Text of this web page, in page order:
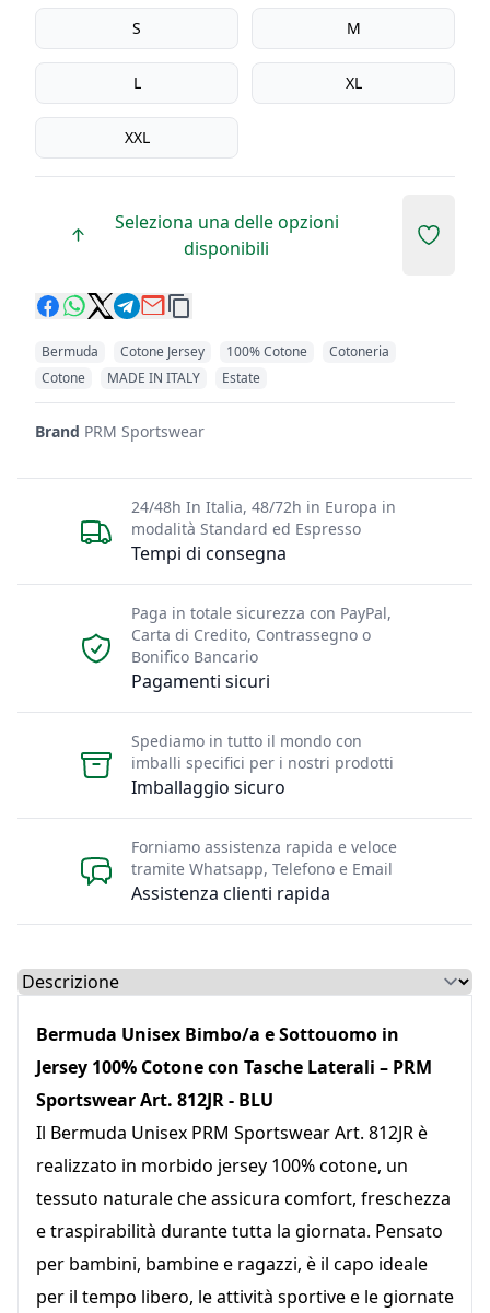
S M
L XL
XXL
Seleziona una delle opzioni
disponibili
Add to
Bermuda Cotone Jersey 100% Cotone
Cotoneria
Cotone
MADE IN ITALY Estate
Brand PRM Sportswear
Tempi di consegna
24/48h In Italia, 48/72h in Europa in
modalità Standard ed Espresso
Pagamenti sicuri
Paga in totale sicurezza con PayPal,
Carta di Credito, Contrassegno o
Bonifico Bancario
Imballaggio sicuro
Spediamo in tutto il mondo con
imballi specifici per i nostri prodotti
Assistenza clienti rapida
Forniamo assistenza rapida e veloce
tramite Whatsapp, Telefono e Email
Select a tab
Bermuda Unisex Bimbo/a e Sottouomo in
Jersey 100% Cotone con Tasche Laterali – PRM
Sportswear Art. 812JR - BLU
Il Bermuda Unisex PRM Sportswear Art. 812JR è
realizzato in morbido jersey 100% cotone, un
tessuto naturale che assicura comfort, freschezza
e traspirabilità durante tutta la giornata. Pensato
per bambini, bambine e ragazzi, è il capo ideale
per il tempo libero, le attività sportive e le giornate